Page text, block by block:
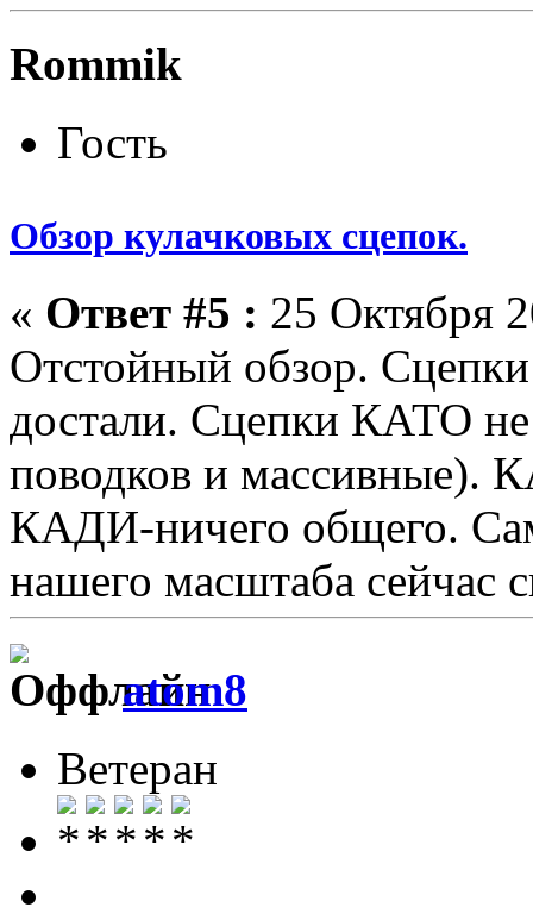
Rommik
Гость
Обзор кулачковых сцепок.
« Ответ #5 : 25 Октября
Отстойный обзор.
достали. Сцепки КАТО
поводков и массивные).
КАДИ-ничего общего.
нашего масштаба сейчас
atom8
Ветеран